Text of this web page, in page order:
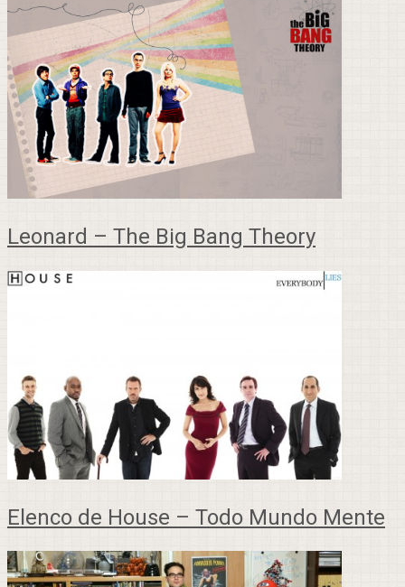
Leonard – The Big Bang Theory
Elenco de House – Todo Mundo Mente